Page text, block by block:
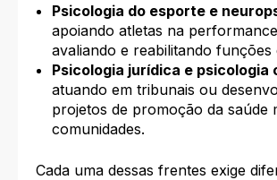
Psicologia do esporte e
apoiando atletas na
avaliando e reabilitando funções
Psicologia jurídica e psicologia
atuando em tribunais ou
projetos de promoção da saúde
comunidades.
Cada uma dessas frentes exige